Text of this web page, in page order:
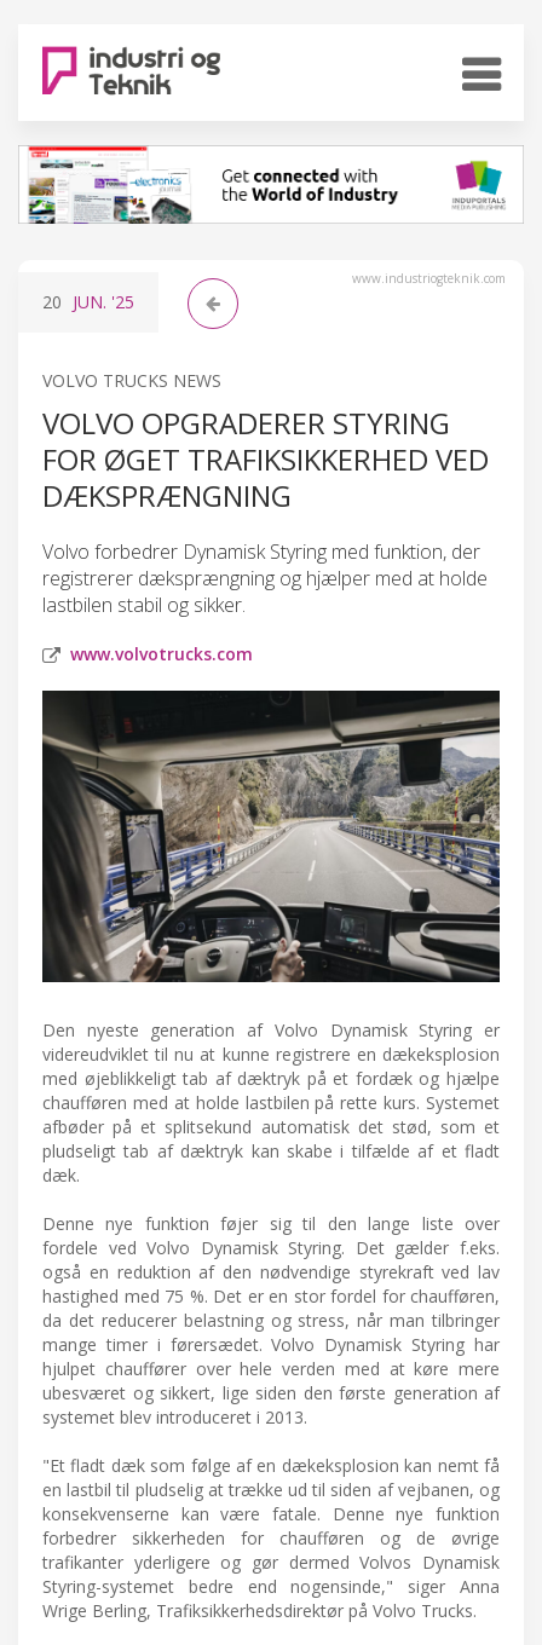
www.industriogteknik.com
20 JUN. '25
VOLVO TRUCKS NEWS
VOLVO OPGRADERER STYRING
FOR ØGET TRAFIKSIKKERHED VED
DÆKSPRÆNGNING
Volvo forbedrer Dynamisk Styring med funktion, der
registrerer dæksprængning og hjælper med at holde
lastbilen stabil og sikker.
www.volvotrucks.com
Den nyeste generation af Volvo Dynamisk Styring er
videreudviklet til nu at kunne registrere en dækeksplosion
med øjeblikkeligt tab af dæktryk på et fordæk og hjælpe
chaufføren med at holde lastbilen på rette kurs. Systemet
afbøder på et splitsekund automatisk det stød, som et
pludseligt tab af dæktryk kan skabe i tilfælde af et fladt
dæk.
Denne nye funktion føjer sig til den lange liste over
fordele ved Volvo Dynamisk Styring. Det gælder f.eks.
også en reduktion af den nødvendige styrekraft ved lav
hastighed med 75 %. Det er en stor fordel for chaufføren,
da det reducerer belastning og stress, når man tilbringer
mange timer i førersædet. Volvo Dynamisk Styring har
hjulpet chauffører over hele verden med at køre mere
ubesværet og sikkert, lige siden den første generation af
systemet blev introduceret i 2013.
"Et fladt dæk som følge af en dækeksplosion kan nemt få
en lastbil til pludselig at trække ud til siden af vejbanen, og
konsekvenserne kan være fatale. Denne nye funktion
forbedrer sikkerheden for chaufføren og de øvrige
trafikanter yderligere og gør dermed Volvos Dynamisk
Styring-systemet bedre end nogensinde," siger Anna
Wrige Berling, Trafiksikkerhedsdirektør på Volvo Trucks.